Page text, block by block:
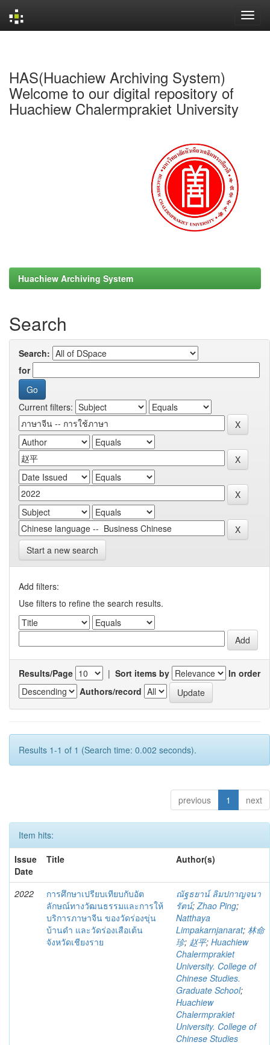
HAS(Huachiew Archiving System)
Welcome to our digital repository of
Huachiew Chalermprakiet University
Huachiew Archiving System
Search
Search:
for
Current filters:
Start a new search
Add filters:
Use filters to refine the search results.
Results/Page | Sort items by
In order
Authors/record
Results 1-1 of 1 (Search time: 0.002 seconds).
previous 1 next
Item hits:
Issue
Date
Title Author(s)
2022
การศึกษาเปรียบเทียบกับอัต
ลักษณ์ทางวัฒนธรรมและการให้
บริการภาษาจีน ของวัดร่องขุ่น
บ้านดำ และวัดร่องเสือเต้น
จังหวัดเชียงราย
ณัฐธยาน์ ลิมปกาญจนา
รัตน์;Zhao Ping;
Natthaya
Limpakarnjanarat; 林命
珍; 赵平; Huachiew
Chalermprakiet
University. College of
Chinese Studies.
Graduate School;
Huachiew
Chalermprakiet
University. College of
Chinese Studies